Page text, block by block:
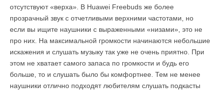
отсутствуют «верха». В Huawei Freebuds же более
прозрачный звук с отчетливыми верхними частотами, но
если вы ищите наушники с выраженными «низами», это не
про них. На максимальной громкости начинаются небольшие
искажения и слушать музыку так уже не очень приятно. При
этом не хватает самого запаса по громкости и будь его
больше, то и слушать было бы комфортнее. Тем не менее
наушники отлично подходят любителям слушать подкасты